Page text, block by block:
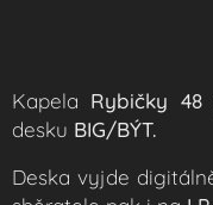
Kapela Rybičky 48
desku BIG/BÝT.
Deska vyjde